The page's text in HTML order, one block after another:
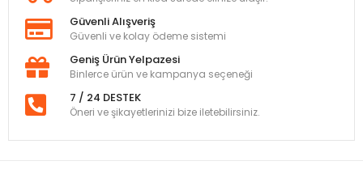
Güvenli Alışveriş
Güvenli ve kolay ödeme sistemi
Geniş Ürün Yelpazesi
Binlerce ürün ve kampanya seçeneği
7 / 24 DESTEK
Öneri ve şikayetlerinizi bize iletebilirsiniz.